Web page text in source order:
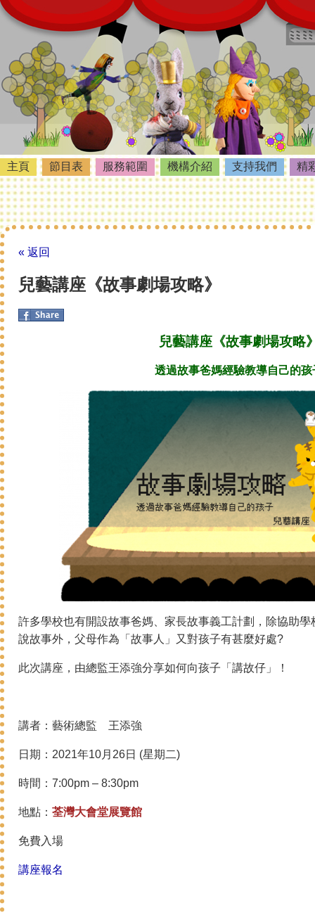
主頁 節目表 服務範圍 機構介紹 支持我們 精
« 返回
兒藝講座《故事劇場攻略》
兒藝講座《故事劇場攻略
透過故事爸媽經驗教導自己的孩
許多學校也有開設故事爸媽、家長故事義工計劃，除協助
說故事外，父母作為「故事人」又對孩子有甚麼好處?
此次講座，由總監王添強分享如何向孩子「講故仔」！
講者：藝術總監 王添強
日期：2021年10月26日 (星期二)
時間：7:00pm – 8:30pm
地點： 荃灣大會堂展覽館
免費入場
講座報名